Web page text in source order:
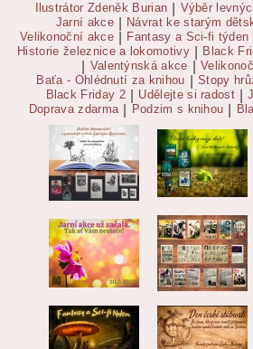
Ilustrátor Zdeněk Burian Výběr
Jarní akce Návrat ke starým
Velikonoční akce Fantasy a Sci-fi týden
Historie železnice a lokomotivy Black
Valentýnská akce
Baťa - Ohlédnutí za knihou Stopy
Black Friday 2 Udělejte si radost
Doprava zdarma Podzim s knihou